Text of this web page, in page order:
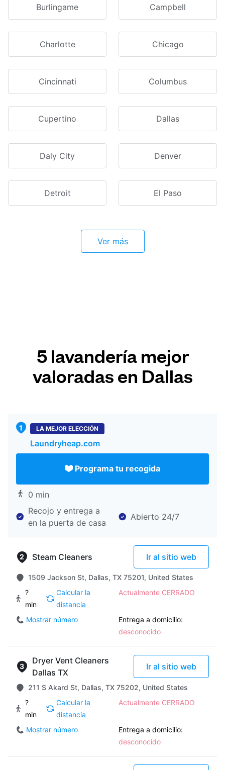
Burlingame Campbell
Charlotte Chicago
Cincinnati Columbus
Cupertino Dallas
Daly City Denver
Detroit El Paso
Ver más
5 lavandería mejor
valoradas en Dallas
LA MEJOR ELECCIÓN
Laundryheap.com
Programa tu recogida
0 min
Recojo y entrega a
en la puerta de casa
Abierto 24/7
Steam Cleaners Ir al sitio web
1509 Jackson St, Dallas, TX 75201, United States
?
min
Calcular la
distancia
Actualmente CERRADO
Mostrar número
Entrega a domicilio:
desconocido
Dryer Vent Cleaners
Dallas TX
Ir al sitio web
211 S Akard St, Dallas, TX 75202, United States
?
min
Calcular la
distancia
Actualmente CERRADO
Mostrar número
Entrega a domicilio:
desconocido